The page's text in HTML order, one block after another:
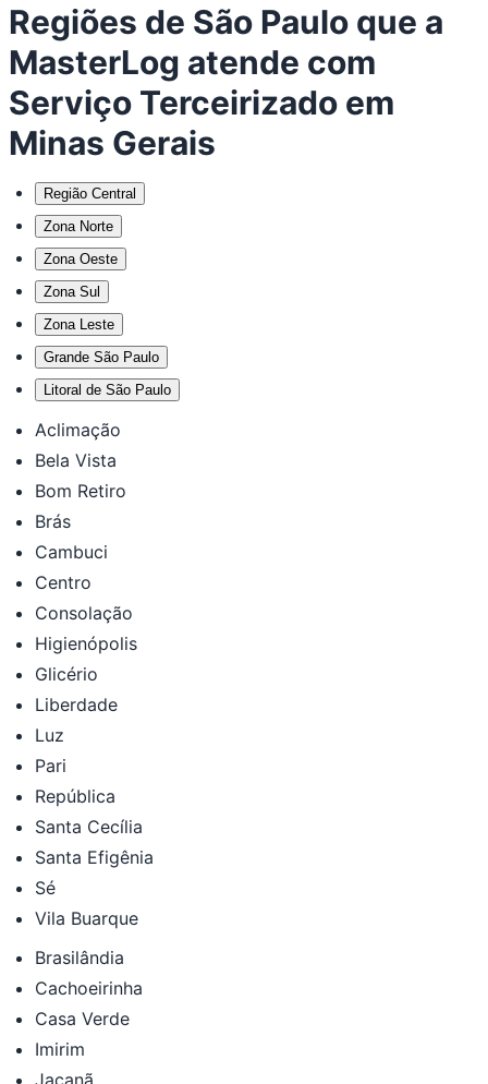
Regiões de São Paulo que a
MasterLog atende com
Serviço Terceirizado em
Minas Gerais
Região Central
Zona Norte
Zona Oeste
Zona Sul
Zona Leste
Grande São Paulo
Litoral de São Paulo
Aclimação
Bela Vista
Bom Retiro
Brás
Cambuci
Centro
Consolação
Higienópolis
Glicério
Liberdade
Luz
Pari
República
Santa Cecília
Santa Efigênia
Sé
Vila Buarque
Brasilândia
Cachoeirinha
Casa Verde
Imirim
Jaçanã